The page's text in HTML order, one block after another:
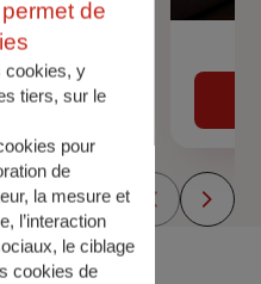
de
cookies, y
tiers, sur le
pour
de
la mesure et
l’interaction
le ciblage
cookies de